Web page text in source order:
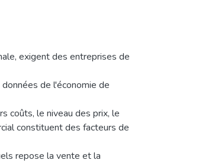
exigent des entreprises de
de l'économie de
coûts, le niveau des prix, le
constituent des facteurs de
repose la vente et la